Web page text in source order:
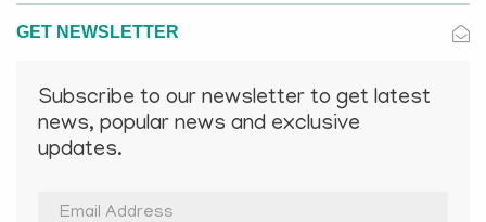
GET NEWSLETTER
Subscribe to our newsletter to get latest
news, popular news and exclusive
updates.